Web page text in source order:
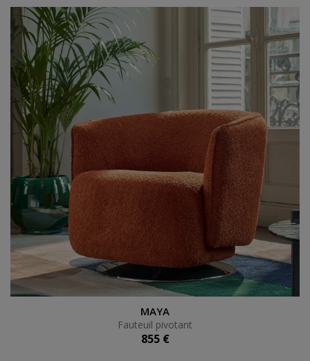
MAYA
Fauteuil pivotant
855 €